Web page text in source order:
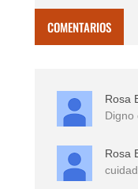
COMENTARIOS
Rosa
Digno
Rosa